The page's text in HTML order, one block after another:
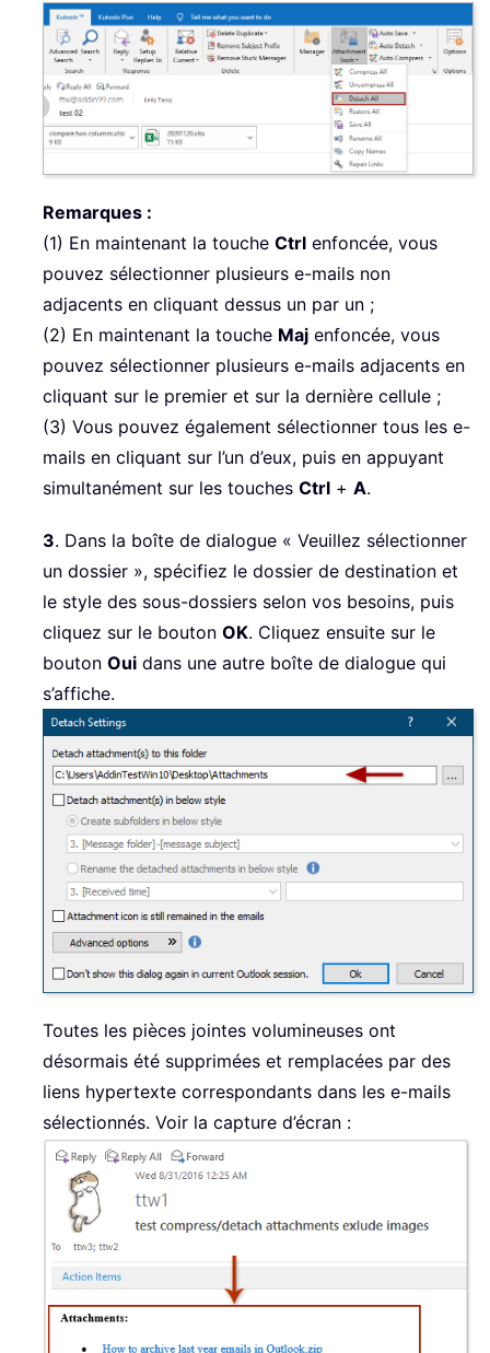
Remarques :
(1) En maintenant la touche Ctrl enfoncée, vous
pouvez sélectionner plusieurs e-mails non
adjacents en cliquant dessus un par un ;
(2) En maintenant la touche Maj enfoncée, vous
pouvez sélectionner plusieurs e-mails adjacents en
cliquant sur le premier et sur la dernière cellule ;
(3) Vous pouvez également sélectionner tous les e-
mails en cliquant sur l’un d’eux, puis en appuyant
simultanément sur les touches Ctrl + A.
3. Dans la boîte de dialogue « Veuillez sélectionner
un dossier », spécifiez le dossier de destination et
le style des sous-dossiers selon vos besoins, puis
cliquez sur le bouton OK. Cliquez ensuite sur le
bouton Oui dans une autre boîte de dialogue qui
s’affiche.
Toutes les pièces jointes volumineuses ont
désormais été supprimées et remplacées par des
liens hypertexte correspondants dans les e-mails
sélectionnés. Voir la capture d’écran :